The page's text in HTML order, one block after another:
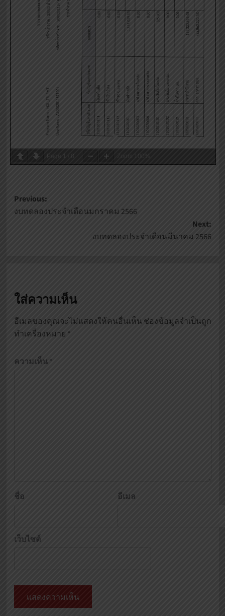
Page 1 / 8 Zoom 100%
Post
navigation
Previous:
งบทดลองประจำเดือนมกราคม 2566
Next:
งบทดลองประจำเดือนมีนาคม 2566
ใส่ความเห็น
อีเมลของคุณจะไม่แสดงให้คนอื่นเห็น ช่องข้อมูลจำเป็นถูก
ทำเครื่องหมาย *
ความเห็น *
ชื่อ อีเมล
เว็บไซต์